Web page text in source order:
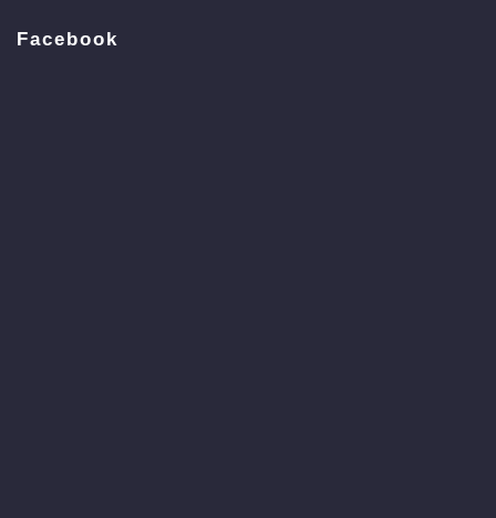
Facebook